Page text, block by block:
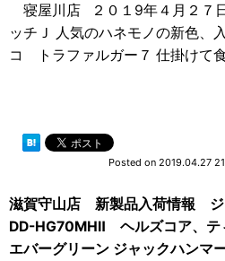
寝屋川店 ２０１9年４月２
ッチＪ 人気のハネモノの新色、
コ トラファルガー７ 仕掛けて
Posted on 2019.04.27
滋賀守山店 新製品入荷情報 ジ
DD-HG70MHⅡ ヘルズコア、テ
エバーグリーン ジャックハン